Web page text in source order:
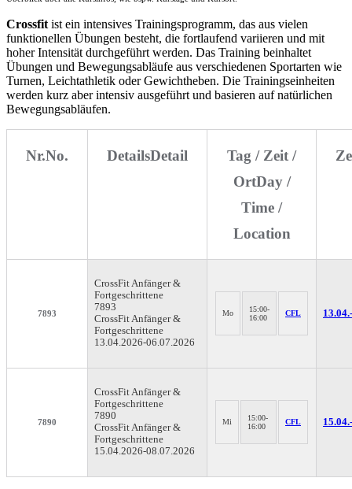
Crossfit ist ein intensives Trainingsprogramm, das aus vielen
funktionellen Übungen besteht, die fortlaufend variieren und mit
hoher Intensität durchgeführt werden. Das Training beinhaltet
Übungen und Bewegungsabläufe aus verschiedenen Sportarten wie
Turnen, Leichtathletik oder Gewichtheben. Die Trainingseinheiten
werden kurz aber intensiv ausgeführt und basieren auf natürlichen
Bewegungsabläufen.
Nr.No. DetailsDetail
Tag / Zeit /
OrtDay /
Time /
Location
7893
CrossFitAnfänger &
Fortgeschrittene
7893
CrossFit Anfänger &
Fortgeschrittene
13.04.2026-06.07.2026
Mo
15:00-
16:00
CFL 13.04.-
7890
CrossFitAnfänger &
Fortgeschrittene
7890
CrossFit Anfänger &
Fortgeschrittene
15.04.2026-08.07.2026
Mi
15:00-
16:00
CFL 15.04.-